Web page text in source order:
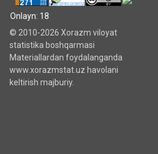
Onlayn: 18
© 2010-2026 Xorazm viloyat
statistika boshqarmasi
Materiallardan foydalanganda
www.xorazmstat.uz havolani
keltirish majburiy.